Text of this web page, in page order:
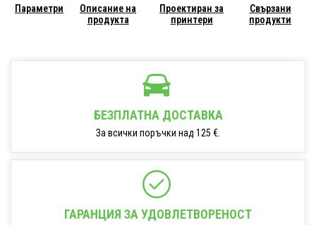
Параметри
Описание на
продукта
Проектиран за
принтери
Свързани
продукти
БЕЗПЛАТНА ДОСТАВКА
За всички поръчки над 125 €.
ГАРАНЦИЯ ЗА УДОВЛЕТВОРЕНОСТ